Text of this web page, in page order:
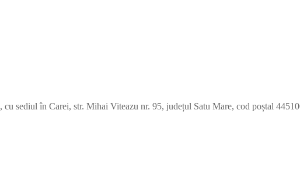
, cu sediul în Carei, str. Mihai Viteazu nr. 95, județul Satu Mare, cod poștal